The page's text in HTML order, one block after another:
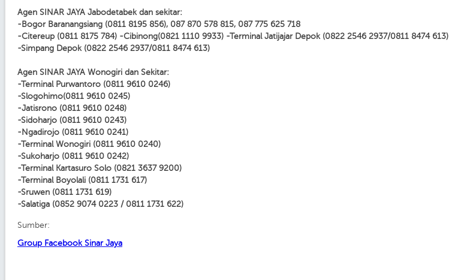
Agen SINAR JAYA Jabodetabek dan sekitar:
-Bogor Baranangsiang (0811 8195 856), 087 870 578 815, 087 775 625 718
-Citereup (0811 8175 784) -Cibinong(0821 1110 9933) -Terminal Jatijajar Depok (0822 2546 2937/0811 8474 613)
-Simpang Depok (0822 2546 2937/0811 8474 613)
Agen SINAR JAYA Wonogiri dan Sekitar:
-Terminal Purwantoro (0811 9610 0246)
-Slogohimo(0811 9610 0245)
-Jatisrono (0811 9610 0248)
-Sidoharjo (0811 9610 0243)
-Ngadirojo (0811 9610 0241)
-Terminal Wonogiri (0811 9610 0240)
-Sukoharjo (0811 9610 0242)
-Terminal Kartasuro Solo (0821 3637 9200)
-Terminal Boyolali (0811 1731 617)
-Sruwen (0811 1731 619)
-Salatiga (0852 9074 0223 / 0811 1731 622)
Sumber:
Group Facebook Sinar Jaya